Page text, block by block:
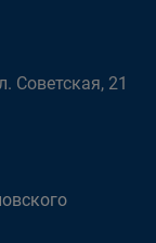
Советская, 21